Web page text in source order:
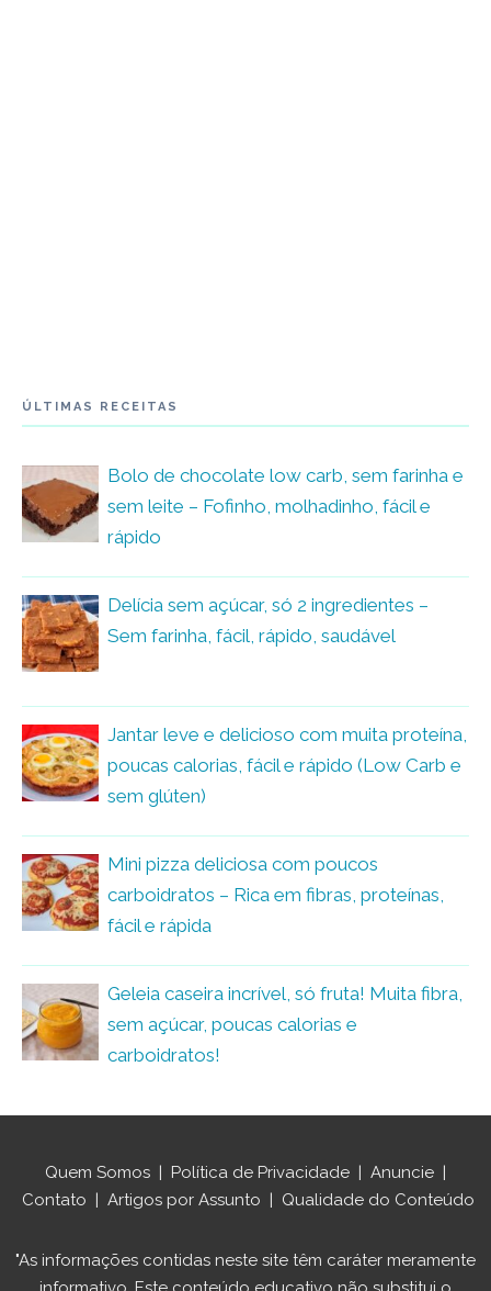
ÚLTIMAS RECEITAS
Bolo de chocolate low carb, sem farinha e
sem leite – Fofinho, molhadinho, fácil e
rápido
Delícia sem açúcar, só 2 ingredientes –
Sem farinha, fácil, rápido, saudável
Jantar leve e delicioso com muita proteína,
poucas calorias, fácil e rápido (Low Carb e
sem glúten)
Mini pizza deliciosa com poucos
carboidratos – Rica em fibras, proteínas,
fácil e rápida
Geleia caseira incrível, só fruta! Muita fibra,
sem açúcar, poucas calorias e
carboidratos!
Quem Somos | Política de Privacidade | Anuncie |
Contato | Artigos por Assunto | Qualidade do Conteúdo
"As informações contidas neste site têm caráter meramente